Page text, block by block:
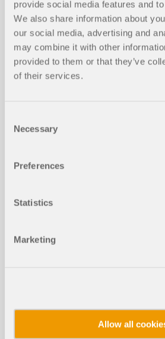
provide social media features and
We also share information about
our social media, advertising and
may combine it with other
provided to them or that they’ve
of their services.
Selection
Necessary
Preferences
Statistics
Marketing
Allow all
Lire la suite
La classe de section peut être
grandeur de résultat graphique.
complémentaires Vérification de
La classification de section est
cadre de la vérification de
pouvez contrôler l’affichage
résultats des classes de section